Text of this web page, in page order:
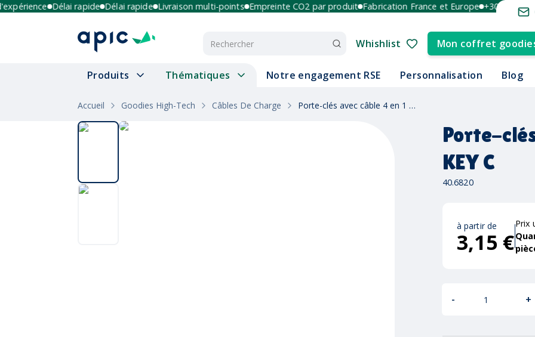
Délai rapide Délai rapide Livraison multi-points Empreinte CO2 par produit Fabrication France et Europe +30 ans
Whishlist Mon coffret
Produits Thématiques Notre engagement RSE Personnalisation Blog
Accueil Goodies High-Tech Câbles De Charge Porte-clés avec câble 4 en 1 KEY C
Porte-
KEY C
40.6820
à partir de
3,15 €
Prix
- +